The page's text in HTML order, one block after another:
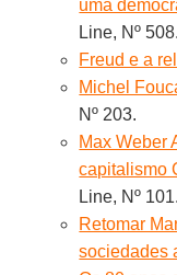
uma
Line, Nº 508.
Freud e a
Michel
Nº 203.
Max Weber
capitalismo
Line, Nº 101.
Retomar
sociedades